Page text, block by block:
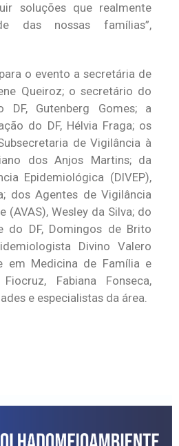
soluções que realmente
das nossas famílias”,
o evento a secretária de
Queiroz; o secretário do
DF, Gutenberg Gomes; a
do DF, Hélvia Fraga; os
de Vigilância à
dos Anjos Martins; da
Epidemiológica (DIVEP),
dos Agentes de Vigilância
(AVAS), Wesley da Silva; do
do DF, Domingos de Brito
Divino Valero
em Medicina de Família e
Fabiana Fonseca,
e especialistas da área.